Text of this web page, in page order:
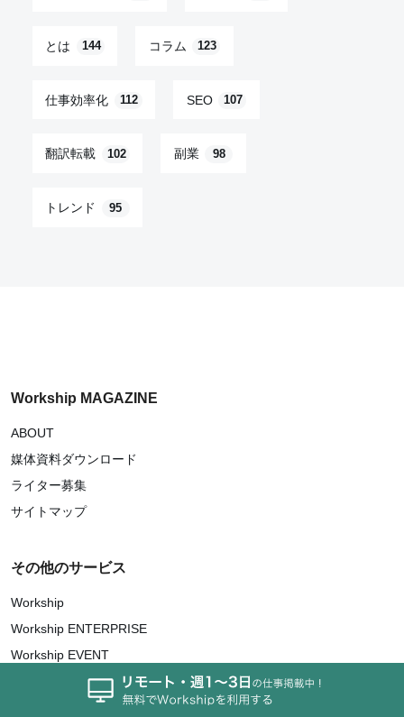
とは 144 コラム 123
仕事効率化 112 SEO 107
翻訳転載 102 副業 98
トレンド 95
Workship MAGAZINE
ABOUT
媒体資料ダウンロード
ライター募集
サイトマップ
その他のサービス
Workship
Workship ENTERPRISE
Workship EVENT
Workship CAREER